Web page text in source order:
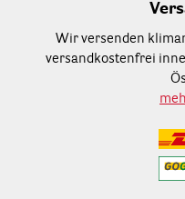
Wir versenden
versandkostenfrei